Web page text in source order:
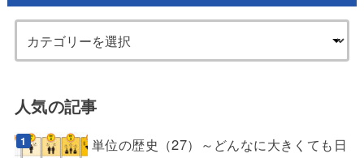
人気の記事
単位の歴史（27）～どんなに大きくても日